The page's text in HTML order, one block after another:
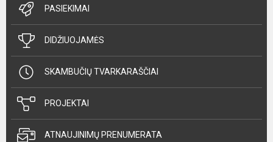
PASIEKIMAI
DIDŽIUOJAMĖS
SKAMBUČIŲ TVARKARAŠČIAI
PROJEKTAI
ATNAUJINIMŲ PRENUMERATA